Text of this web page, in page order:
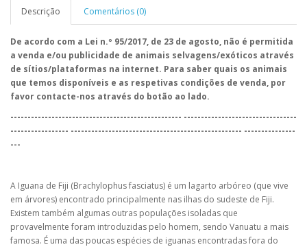
Descrição Comentários (0)
De acordo com a Lei n.º 95/2017, de 23 de agosto, não é permitida
a venda e/ou publicidade de animais selvagens/exóticos através
de sítios/plataformas na internet. Para saber quais os animais
que temos disponíveis e as respetivas condições de venda, por
favor contacte-nos através do botão ao lado.
-------------------------------------------------- ---------------------------------
----------------- -------------------------------------------------- ---------------
---
A Iguana de Fiji (Brachylophus fasciatus) é um lagarto arbóreo (que vive
em árvores) encontrado principalmente nas ilhas do sudeste de Fiji.
Existem também algumas outras populações isoladas que
provavelmente foram introduzidas pelo homem, sendo Vanuatu a mais
famosa. É uma das poucas espécies de iguanas encontradas fora do